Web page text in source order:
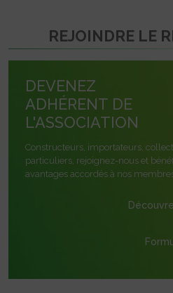
REJOINDRE LE
DEVENEZ
ADHÉRENT DE
L'ASSOCIATION
Constructeurs, importateurs,
particuliers, rejoignez-nous et
avantages accordés à nos